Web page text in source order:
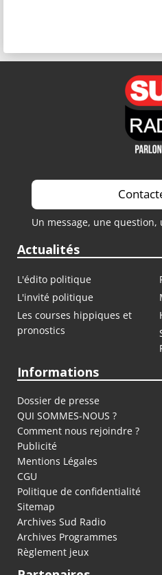
Un message, une
Actualités
L'édito politique
L'invité politique
Les courses hippiques et
pronostics
Informations
Dossier de presse
QUI SOMMES-NOUS ?
Comment nous rejoindre ?
Publicité
Mentions Légales
CGU
Politique de confidentialité
Sitemap
Archives Sud Radio
Archives Programmes
Règlement jeux